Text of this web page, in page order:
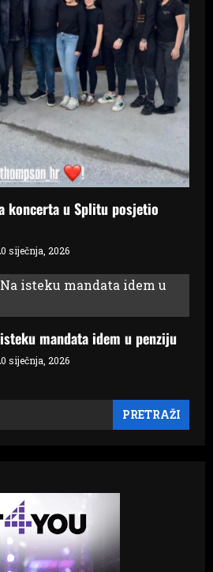
koncerta u Splitu posjetio
siječnja, 2026
mandata idem u penziju
siječnja, 2026